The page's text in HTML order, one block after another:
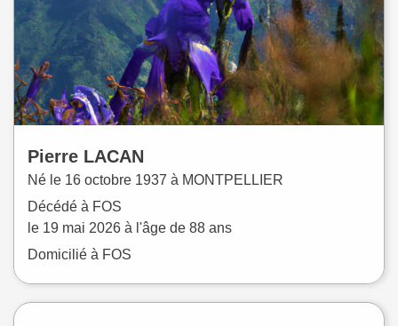
Pierre LACAN
Né le 16 octobre 1937 à MONTPELLIER
Décédé à FOS
le 19 mai 2026 à l'âge de 88 ans
Domicilié à FOS